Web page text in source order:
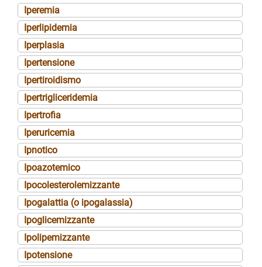
Iperemia
Iperlipidemia
Iperplasia
Ipertensione
Ipertiroidismo
Ipertrigliceridemia
Ipertrofia
Iperuricemia
Ipnotico
Ipoazotemico
Ipocolesterolemizzante
Ipogalattia (o ipogalassia)
Ipoglicemizzante
Ipolipemizzante
Ipotensione